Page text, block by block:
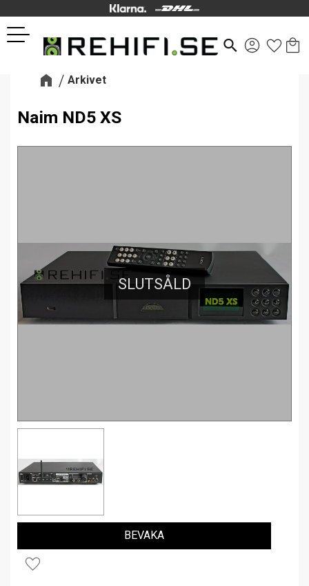
Meny
search
Arkivet
Naim ND5 XS
SLUTSÅLD
Lägg till i favoriter
BEVAKA